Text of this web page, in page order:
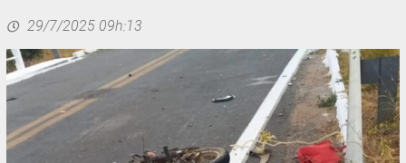
29/7/2025 09h:13